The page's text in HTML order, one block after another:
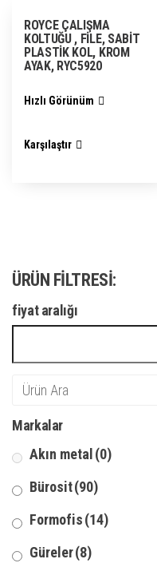
ROYCE ÇALIŞMA
KOLTUĞU , FİLE, SABİT
PLASTİK KOL, KROM
AYAK, RYC5920
Hızlı Görünüm
Karşılaştır
ÜRÜN FILTRESI:
fiyat aralığı
Markalar
Akın metal(0)
Bürosit(90)
Formofis(14)
Güreler(8)